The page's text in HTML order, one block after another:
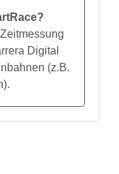
Digital
(z.B.